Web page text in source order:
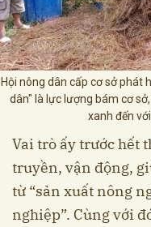
Hội nông dân cấp cơ sở phát
dân" là lực lượng bám cơ
xanh đến
Vai trò ấy trước hết
truyền, vận động,
từ “sản xuất nông
nghiệp”. Cùng với